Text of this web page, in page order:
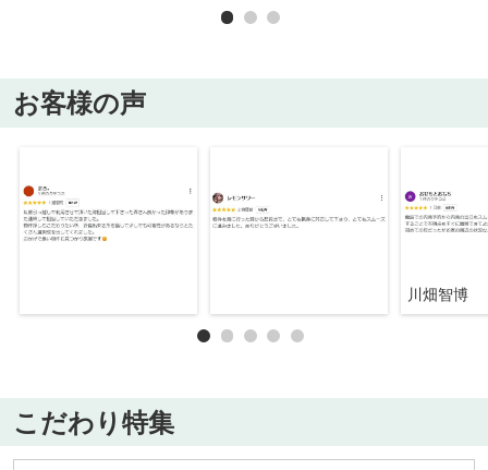
お客様の声
川畑智博
こだわり特集